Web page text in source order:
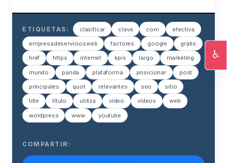
ETIQUETAS: clasificar clave com efectiva
empresadeserviciosweb factores google gratis
href https internet kpis largo marketing
mundo panda plataforma posicionar post
principales quot relevantes seo sitio
title título utiliza vídeo vídeos web
wordpress www youtube
COMPARTIR:
♿